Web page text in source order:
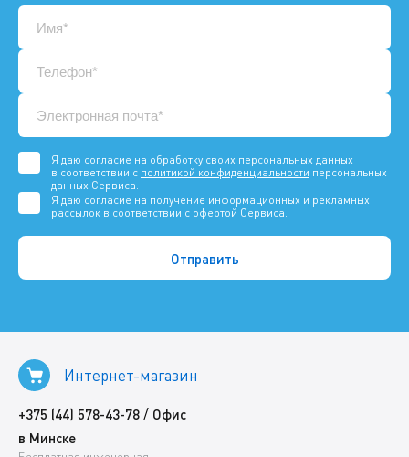
Я даю согласие на обработку своих персональных данных
в соответствии с политикой конфиденциальности персональных
данных Сервиса.
Я даю согласие на получение информационных и рекламных
рассылок в соответствии с офертой Сервиса.
Интернет-магазин
+375 (44) 578-43-78 / Офис
в Минске